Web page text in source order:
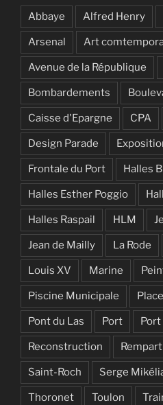
Abbaye Alfred Henry
Arsenal Art
Avenue de la République
Bombardements
Caisse d'Epargne CPA
Design Parade
Frontale du Port Halles
Halles Esther Poggio
Halles Raspail HLM
Jean de Mailly La Rode
Louis XV Marine
Piscine Municipale
Pont du Las Port
Reconstruction Rempart
Saint-Roch Serge
Thoronet Toulon